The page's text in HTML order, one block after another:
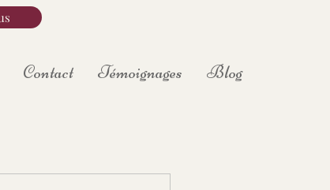
Contact Témoignages Blog